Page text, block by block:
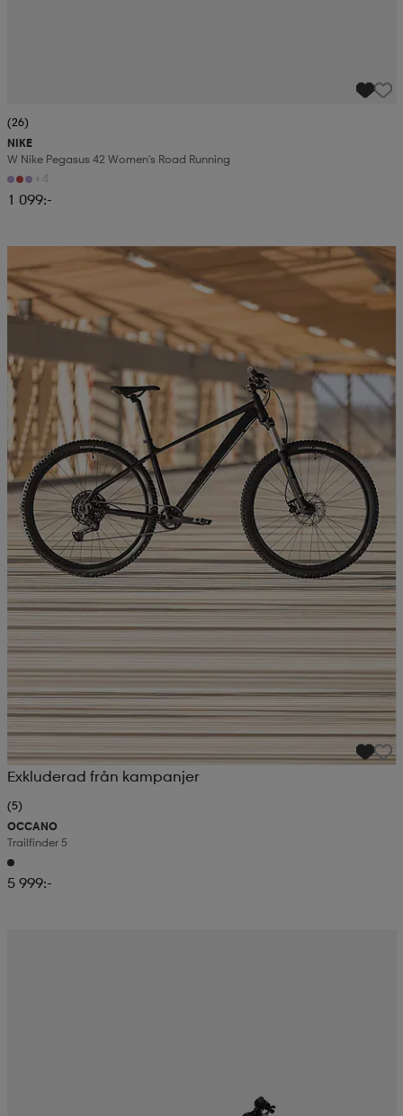
(26)
NIKE
W Nike Pegasus 42 Women's Road Running
+4
1 099:-
Exkluderad från kampanjer
(5)
OCCANO
Trailfinder 5
5 999:-